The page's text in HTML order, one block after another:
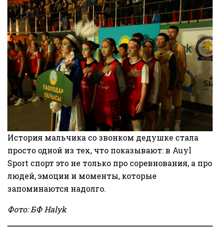
История мальчика со звонком дедушке стала
просто одной из тех, что показывают: в Auyl
Sport спорт это не только про соревнования, а про
людей, эмоции и моменты, которые
запоминаются надолго.
Фото: БФ Halyk